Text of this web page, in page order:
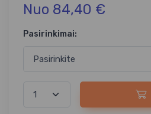
Nuo 84,40 €
Pasirinkimai: